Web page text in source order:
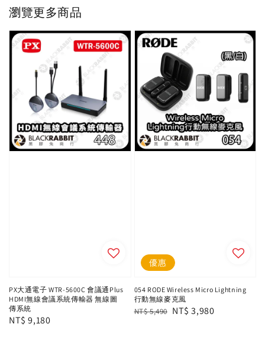
瀏覽更多商品
PX大通電子 WTR-5600C 會議通Plus
HDMI無線會議系統傳輸器 無線圖
傳系統
Regular
NT$ 9,180
優惠
054 RODE Wireless Micro Lightning
行動無線麥克風
Regular
NT$ 5,490 Sale
NT$ 3,980